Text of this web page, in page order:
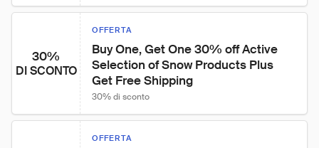
30%
DI SCONTO
OFFERTA
Buy One, Get One 30% off Active
Selection of Snow Products Plus
Get Free Shipping
30% di sconto
OFFERTA